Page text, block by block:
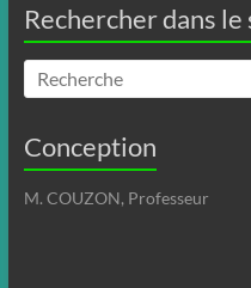
Rechercher dans le
Conception
M. COUZON, Professeur